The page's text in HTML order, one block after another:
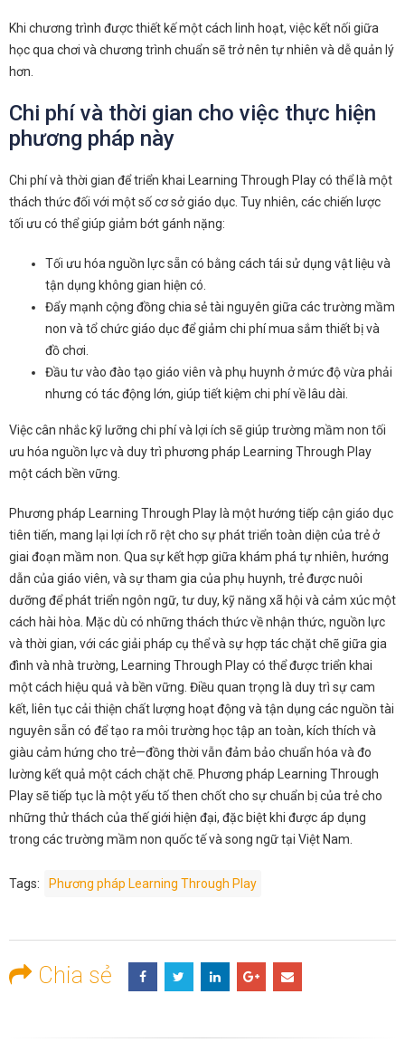
Khi chương trình được thiết kế một cách linh hoạt, việc kết nối giữa
học qua chơi và chương trình chuẩn sẽ trở nên tự nhiên và dễ quản lý
hơn.
Chi phí và thời gian cho việc thực hiện
phương pháp này
Chi phí và thời gian để triển khai Learning Through Play có thể là một
thách thức đối với một số cơ sở giáo dục. Tuy nhiên, các chiến lược
tối ưu có thể giúp giảm bớt gánh nặng:
Tối ưu hóa nguồn lực sẵn có bằng cách tái sử dụng vật liệu và
tận dụng không gian hiện có.
Đẩy mạnh cộng đồng chia sẻ tài nguyên giữa các trường mầm
non và tổ chức giáo dục để giảm chi phí mua sắm thiết bị và
đồ chơi.
Đầu tư vào đào tạo giáo viên và phụ huynh ở mức độ vừa phải
nhưng có tác động lớn, giúp tiết kiệm chi phí về lâu dài.
Việc cân nhắc kỹ lưỡng chi phí và lợi ích sẽ giúp trường mầm non tối
ưu hóa nguồn lực và duy trì phương pháp Learning Through Play
một cách bền vững.
Phương pháp Learning Through Play là một hướng tiếp cận giáo dục
tiên tiến, mang lại lợi ích rõ rệt cho sự phát triển toàn diện của trẻ ở
giai đoạn mầm non. Qua sự kết hợp giữa khám phá tự nhiên, hướng
dẫn của giáo viên, và sự tham gia của phụ huynh, trẻ được nuôi
dưỡng để phát triển ngôn ngữ, tư duy, kỹ năng xã hội và cảm xúc một
cách hài hòa. Mặc dù có những thách thức về nhận thức, nguồn lực
và thời gian, với các giải pháp cụ thể và sự hợp tác chặt chẽ giữa gia
đình và nhà trường, Learning Through Play có thể được triển khai
một cách hiệu quả và bền vững. Điều quan trọng là duy trì sự cam
kết, liên tục cải thiện chất lượng hoạt động và tận dụng các nguồn tài
nguyên sẵn có để tạo ra môi trường học tập an toàn, kích thích và
giàu cảm hứng cho trẻ—đồng thời vẫn đảm bảo chuẩn hóa và đo
lường kết quả một cách chặt chẽ. Phương pháp Learning Through
Play sẽ tiếp tục là một yếu tố then chốt cho sự chuẩn bị của trẻ cho
những thử thách của thế giới hiện đại, đặc biệt khi được áp dụng
trong các trường mầm non quốc tế và song ngữ tại Việt Nam.
Tags: Phương pháp Learning Through Play
Chia sẻ